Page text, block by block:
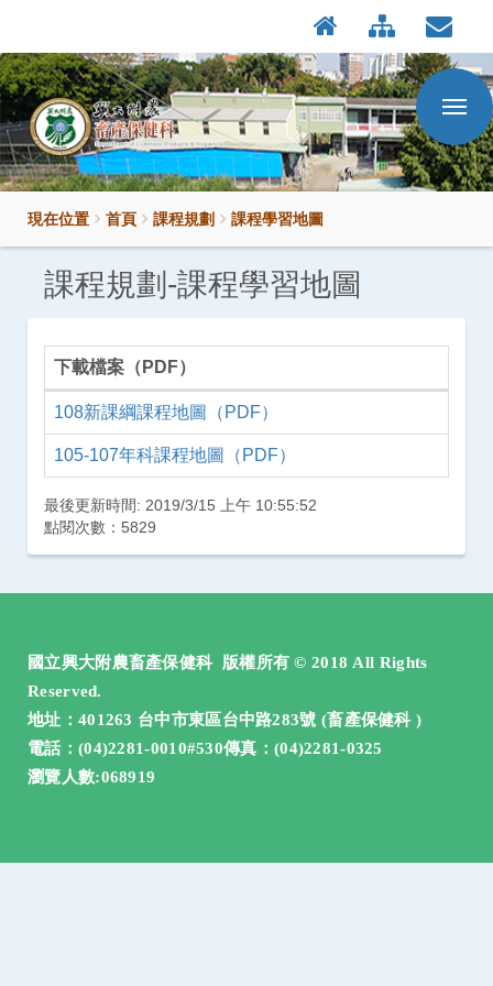
到
主
要
內
容
區
現在位置 首頁 課程規劃 課程學習地圖
課程規劃-課程學習地圖
國立興大附農畜產保健科-課程規劃-課程學習地圖內容
PDF 下載檔案
下載檔案（PDF）
108新課綱課程地圖（PDF）
105-107年科課程地圖（PDF）
最後更新時間: 2019/3/15 上午 10:55:52
點閱次數：5829
國立興大附農畜產保健科 版權所有 © 2018 All Rights
Reserved.
地址：401263 台中市東區台中路283號 (畜產保健科 )
電話：(04)2281-0010#530傳真：(04)2281-0325
瀏覽人數:068919